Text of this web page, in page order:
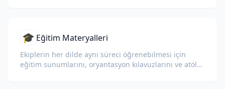
🎓 Eğitim Materyalleri
Ekiplerin her dilde aynı süreci öğrenebilmesi için
eğitim sunumlarını, oryantasyon kılavuzlarını ve atölye